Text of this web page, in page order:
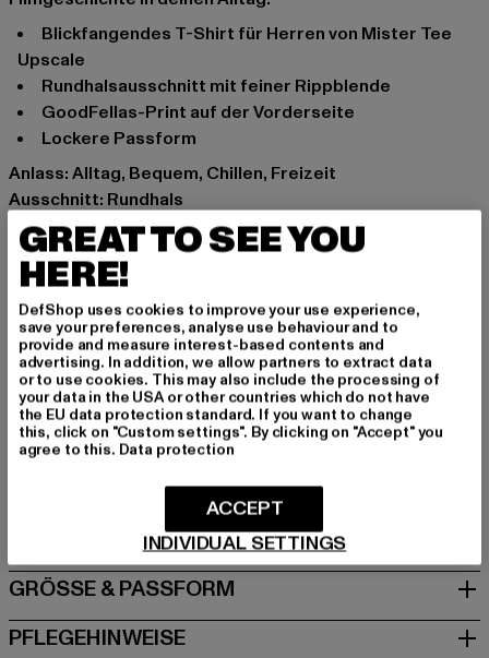
Blickfangendes T-Shirt für Herren von Mister Tee
Upscale
Rundhalsausschnitt mit feiner Rippblende
GoodFellas-Print auf der Vorderseite
Lockere Passform
Anlass: Alltag, Bequem, Chillen, Freizeit
Ausschnitt: Rundhals
Ärmelart: Kurzarm
Schnitt: Oversize
Marke: Mister Tee Upscale
Kat.: T-Shirts
Farbe: schwarz
Hersteller Farbe: black
Materialzusammensetzung: 100% Baumwolle
Art.Nr: MT2551-00007
Hersteller: TB International GmbH |
Dr.-Robert-Murjahn-Straße 7 | 64372 Ober-Ramstadt |
GRÖSSE & PASSFORM
PFLEGEHINWEISE
GREAT TO SEE YOU
HERE!
DefShop uses cookies to improve your use experience,
save your preferences, analyse use behaviour and to
provide and measure interest-based contents and
advertising. In addition, we allow partners to extract data
or to use cookies. This may also include the processing of
your data in the USA or other countries which do not have
the EU data protection standard. If you want to change
this, click on "Custom settings". By clicking on "Accept" you
agree to this. Data protection
INDIVIDUAL SETTINGS
ACCEPT